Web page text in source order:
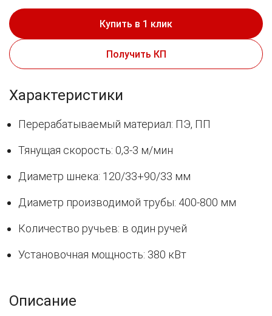
Купить в 1 клик
Получить КП
Характеристики
Перерабатываемый материал: ПЭ, ПП
Тянущая скорость: 0,3-3 м/мин
Диаметр шнека: 120/33+90/33 мм
Диаметр производимой трубы: 400-800 мм
Количество ручьев: в один ручей
Установочная мощность: 380 кВт
Описание